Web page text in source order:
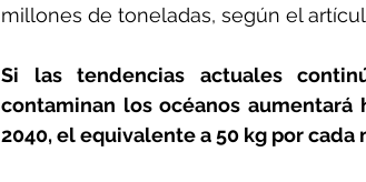
millones de toneladas, según el
Si las tendencias actuales
contaminan los océanos
2040, el equivalente a 50 kg por